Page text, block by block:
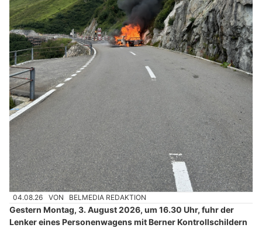
04.08.26 VON BELMEDIA REDAKTION
Gestern Montag, 3. August 2026, um 16.30 Uhr, fuhr der
Lenker eines Personenwagens mit Berner Kontrollschildern